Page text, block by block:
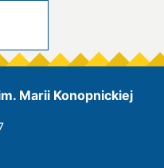
Marii Konopnickiej